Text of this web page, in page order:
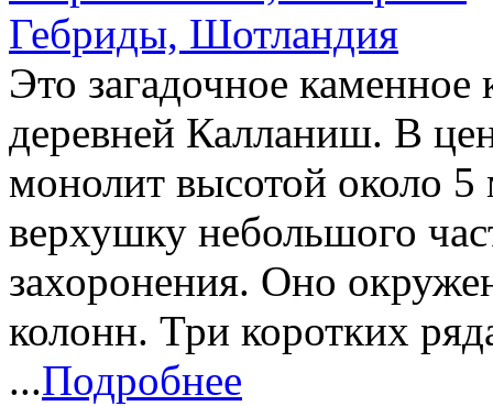
Это загадочное
деревней Калланиш. В
монолит высотой около 5
верхушку небольшого
захоронения. Оно
колонн. Три коротких
...Подробнее